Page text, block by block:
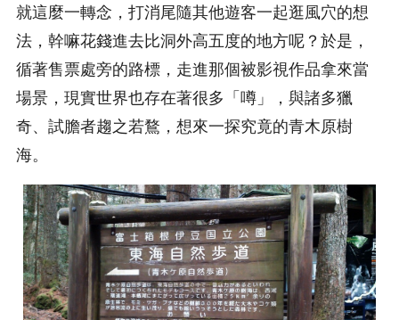
就這麼一轉念，打消尾隨其他遊客一起逛風穴的想
法，幹嘛花錢進去比洞外高五度的地方呢？於是，
循著售票處旁的路標，走進那個被影視作品拿來當
場景，現實世界也存在著很多「噂」，與諸多獵
奇、試膽者趨之若鶩，想來一探究竟的青木原樹
海。